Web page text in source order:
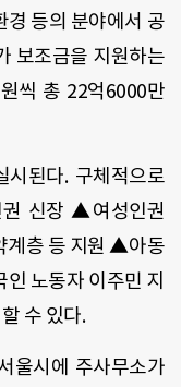
등의 분야에서 공
보조금을 지원하는
씩 총 22억6000만
된다. 구체적으로
신장 ▲여성인권
계층 등 지원 ▲아동
노동자 이주민 지
수 있다.
울시에 주사무소가